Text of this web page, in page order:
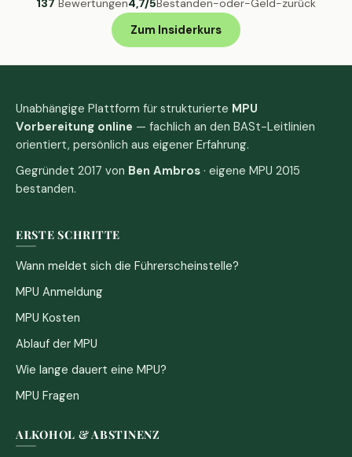
137 Bewertungen4,7/5Bestanden-oder-Geld-zurück
Zum Insiderkurs
Unabhängige Plattform für strukturierte MPU
Vorbereitung online — fachlich an den BASt-Leitlinien
orientiert, persönlich aus eigener Erfahrung.
Gegründet 2017 von Ben Ambros · eigene MPU 2015
bestanden.
ERSTE SCHRITTE
Wann meldet sich die Führerscheinstelle?
MPU Anmeldung
MPU Kosten
Ablauf der MPU
Wie lange dauert eine MPU?
MPU Fragen
ALKOHOL & ABSTINENZ